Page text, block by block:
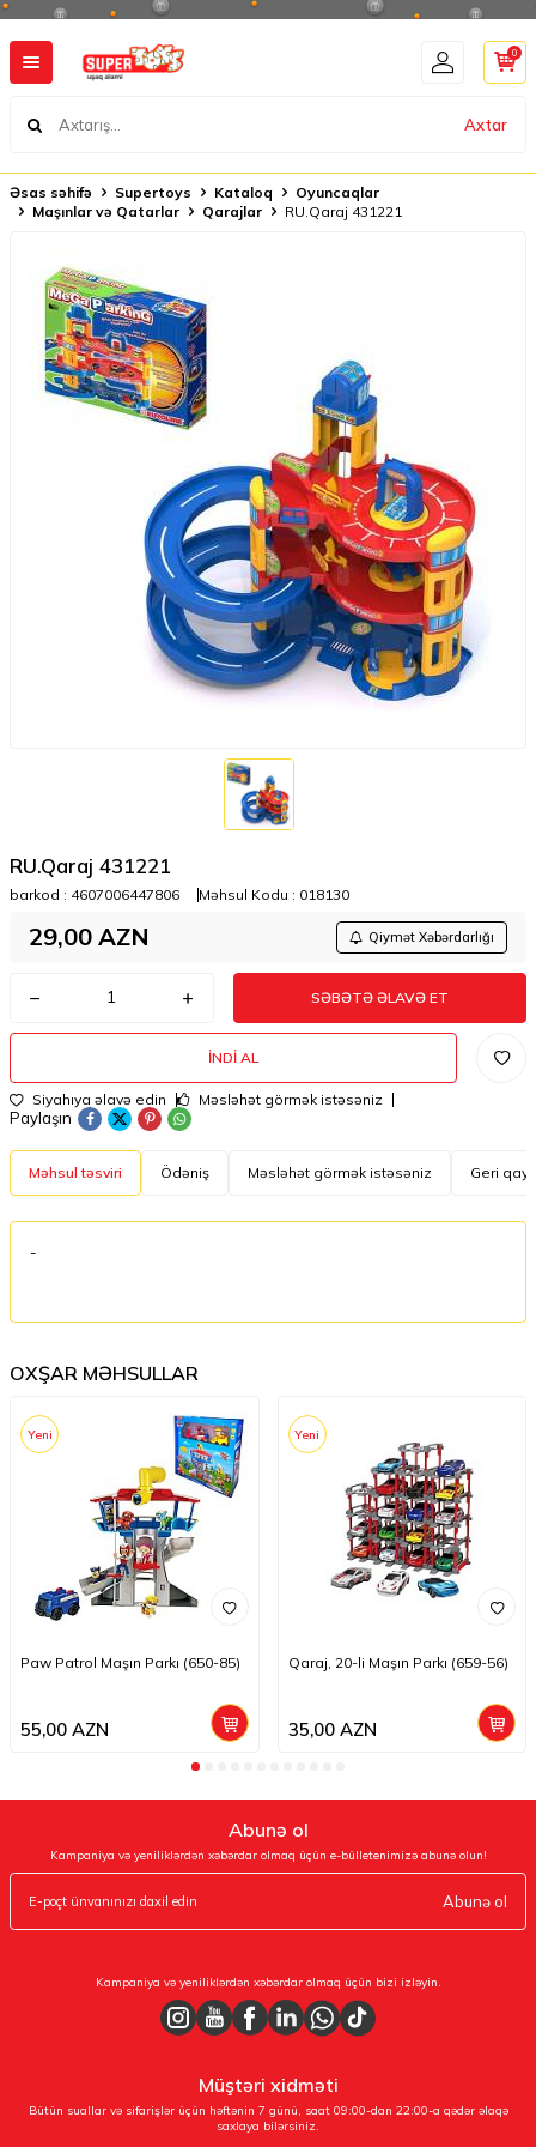
Axtar
0
Əsas səhifə Supertoys Kataloq
Oyuncaqlar
Maşınlar və Qatarlar
Qarajlar RU.Qaraj 431221
RU.Qaraj 431221
barkod : 4607006447806 Məhsul Kodu : 018130
29,00 AZN Qiymət Xəbərdarlığı
SƏBƏTƏ ƏLAVƏ ET
İNDI AL
Siyahıya əlavə edin Məsləhət görmək istəsəniz
Paylaşın
Məhsul təsviri Ödəniş Məsləhət görmək istəsəniz Geri
-
OXŞAR MƏHSULLAR
Yeni
Paw Patrol Maşın Parkı (650-85)
55,00 AZN
Yeni
Qaraj, 20-li Maşın Parkı (659-56)
35,00AZN
Abunə ol
Kampaniya və yeniliklərdən xəbərdar olmaq üçün e-bülletenimizə abunə olun!
Abunə ol
Kampaniya və yeniliklərdən xəbərdar olmaq üçün bizi izləyin.
Müştəri xidməti
Bütün suallar və sifarişlər üçün həftənin 7 günü, saat 09:00-dan 22:00-a qədər əlaqə
saxlaya bilərsiniz.